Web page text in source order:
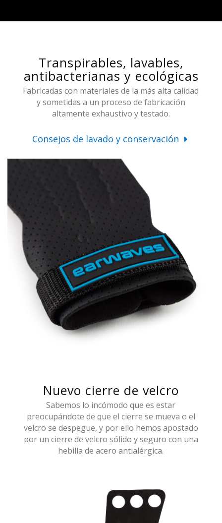
Transpirables, lavables,
antibacterianas y ecológicas
Fabricadas con materiales de la más alta calidad
y sometidas a un proceso de fabricación
altamente exhaustivo y testado.
Consejos de lavado y conservación
Nuevo cierre de velcro
Sabemos lo incómodo que es estar
preocupándote de que el cierre se mueva o el
velcro se despegue, y por ello hemos apostado
por un cierre de velcro sólido y seguro con una
hebilla de acero antialérgica.